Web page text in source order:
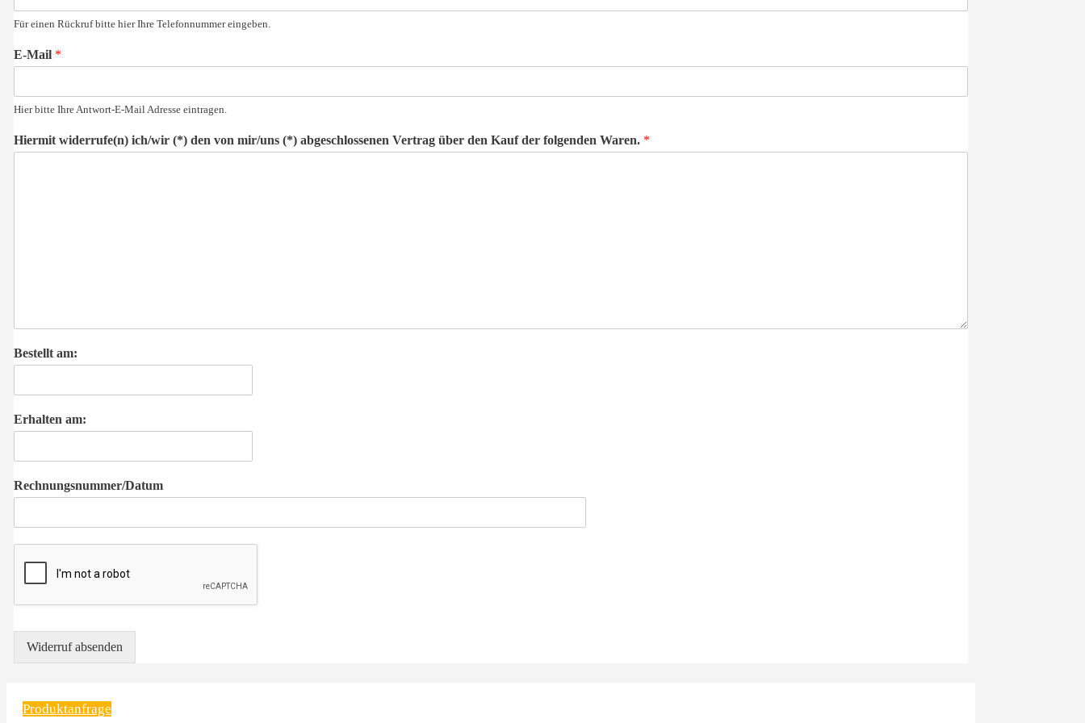
Für einen Rückruf bitte hier Ihre Telefonnummer eingeben.
E-Mail *
Hier bitte Ihre Antwort-E-Mail Adresse eintragen.
Hiermit widerrufe(n) ich/wir (*) den von mir/uns (*) abgeschlossenen Vertrag über den Kauf der folgenden Waren. *
Bestellt am:
Erhalten am:
Rechnungsnummer/Datum
Widerruf absenden
Produktanfrage